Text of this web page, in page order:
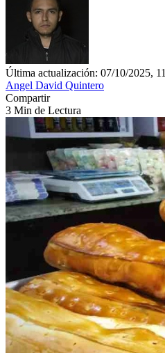
Última actualización: 07/10/2025, 11
Angel David Quintero
Compartir
3 Min de Lectura